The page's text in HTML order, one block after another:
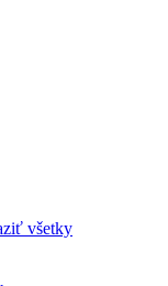
všetky